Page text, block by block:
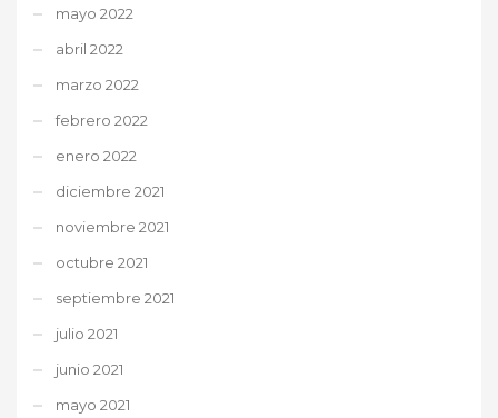
mayo 2022
abril 2022
marzo 2022
febrero 2022
enero 2022
diciembre 2021
noviembre 2021
octubre 2021
septiembre 2021
julio 2021
junio 2021
mayo 2021